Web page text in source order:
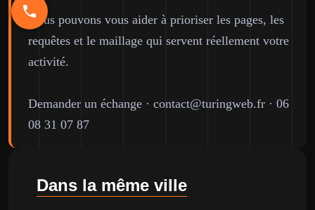
Nous pouvons vous aider à prioriser les pages, les
requêtes et le maillage qui servent réellement votre
activité.
Demander un échange · contact@turingweb.fr · 06
08 31 07 87
Dans la même ville